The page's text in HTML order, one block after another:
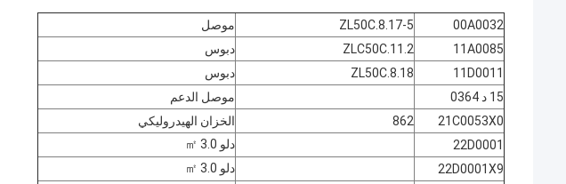
00A0032
ZL50C.8.17-5
موصل
11A0085
ZLC50C.11.2
دبوس
11D0011
ZL50C.8.18
دبوس
15 د 0364
موصل الدعم
21C0053X0
862
الخزان الهيدروليكي
22D0001
دلو 3.0 ㎡
22D0001X9
دلو 3.0 ㎡